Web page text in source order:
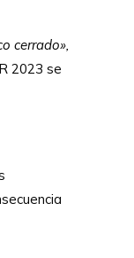
cerrado»,
2023 se